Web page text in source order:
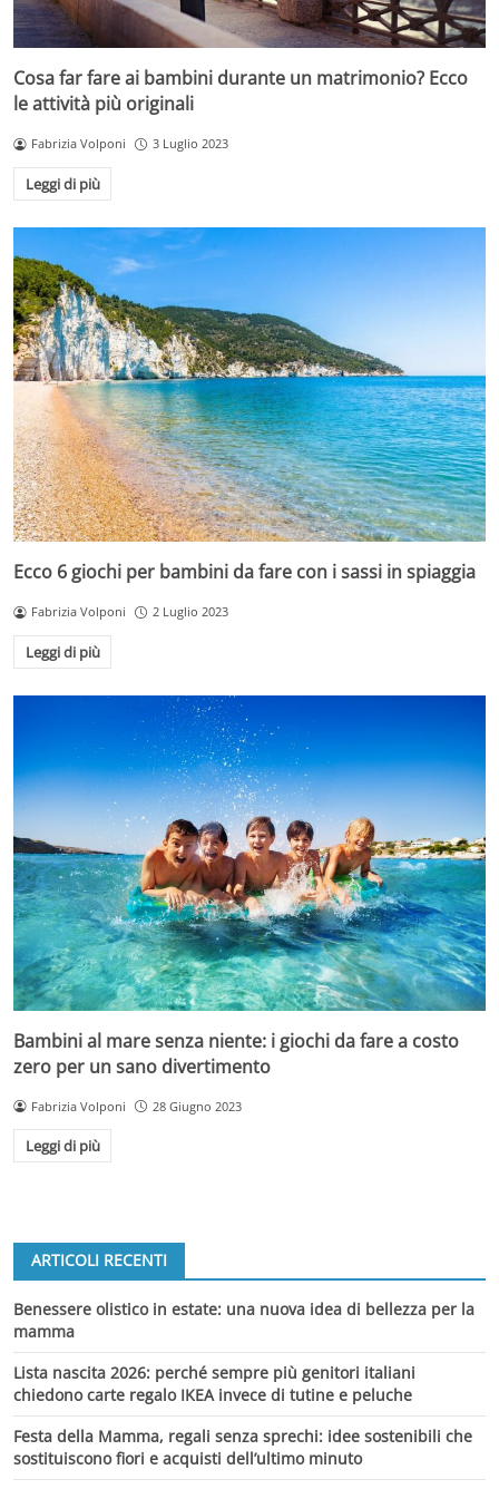
Cosa far fare ai bambini durante un matrimonio? Ecco
le attività più originali
Fabrizia Volponi 3 Luglio 2023
Leggi di più
Ecco 6 giochi per bambini da fare con i sassi in spiaggia
Fabrizia Volponi 2 Luglio 2023
Leggi di più
Bambini al mare senza niente: i giochi da fare a costo
zero per un sano divertimento
Fabrizia Volponi 28 Giugno 2023
Leggi di più
ARTICOLI RECENTI
Benessere olistico in estate: una nuova idea di bellezza per la
mamma
Lista nascita 2026: perché sempre più genitori italiani
chiedono carte regalo IKEA invece di tutine e peluche
Festa della Mamma, regali senza sprechi: idee sostenibili che
sostituiscono fiori e acquisti dell’ultimo minuto